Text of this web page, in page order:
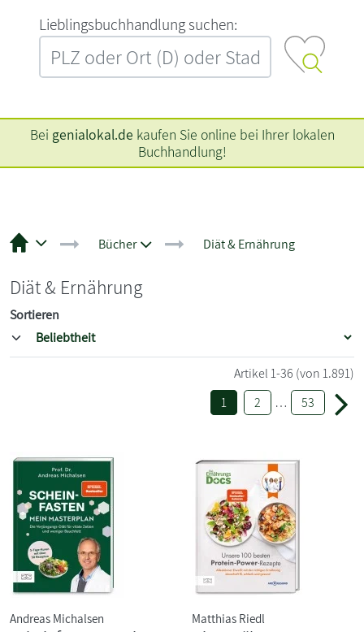
L‍i‍e‍b‍l‍i‍n‍g‍s‍b‍u‍c‍h‍h‍a‍n‍d‍l‍u‍n‍g‍ ‍s‍u‍c‍h‍e‍n‍:‍
Bei genialokal.de kaufen Sie online bei Ihrer lokalen
Buchhandlung!
Bücher Diät & Ernährung
Diät & Ernährung
Sortieren
Artikel1-36 (von 1.891)
1
2 … 53
Andreas Michalsen Matthias Riedl